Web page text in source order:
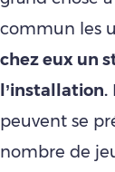
commun les
chez eux un
l’installation.
peuvent se
nombre de